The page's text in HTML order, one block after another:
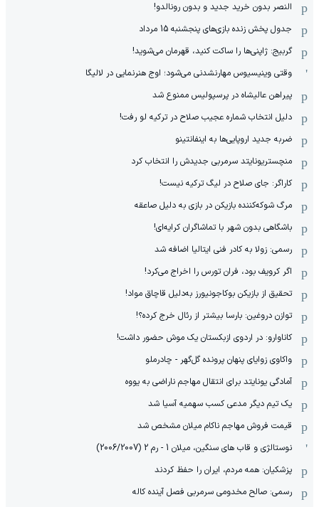
النصر بدون خرید جدید و بدون رونالدو!
جدول پخش زنده بازی‌های پنجشنبه 15 مرداد
گربیج: ژاپنی‌ها را ساکت کنید، قهرمان می‌شوید!
وقتی وینیسیوس مهارنشدنی می‌شود؛ اوج هنرنمایی در لالیگا
پیراهن عالیشاه در پرسپولیس ممنوع شد
دلیل انتخاب شماره عجیب صلاح در ترکیه لو رفت!
ضربه جدید اروپایی‌ها به اینفانتینو
منچستریونایتد سرمربی جدیدش را انتخاب کرد
کاراگر: جای صلاح در لیگ ترکیه نیست!
مرگ شوکه‌کننده بازیکن در بازی به دلیل صاعقه
باشگاهی بدون شهر با تماشاگران کرایه‌ای!
رسمی: زولا به کادر فنی ایتالیا اضافه شد
اگر کرویف بود، فران تورس را اخراج می‌کرد!
تحقیق از بازیکن بوکاجونیورز به‌دلیل قاچاق مواد!
توازن دروغین: بارسا بیشتر از رئال خرج کرده؟!
کاناوارو: در اردوی ازبکستان یک موش حضور داشت!
واکاوی زوایای پنهان پرونده گل‌گهر - چادرملو
آمادگی یونایتد برای انتقال مهاجم ناراضی به یووه
یک تیم دیگر مدعی کسب سهمیه آسیا شد
قیمت فروش مهاجم ناکام میلان مشخص شد
نوستالژی و قاب های سنگین، میلان 1 - رم 2 (2006/2007)
پزشکیان: همه مردم، ایران را حفظ کردند
رسمی: صالح مخدومی سرمربی فصل آینده کاله